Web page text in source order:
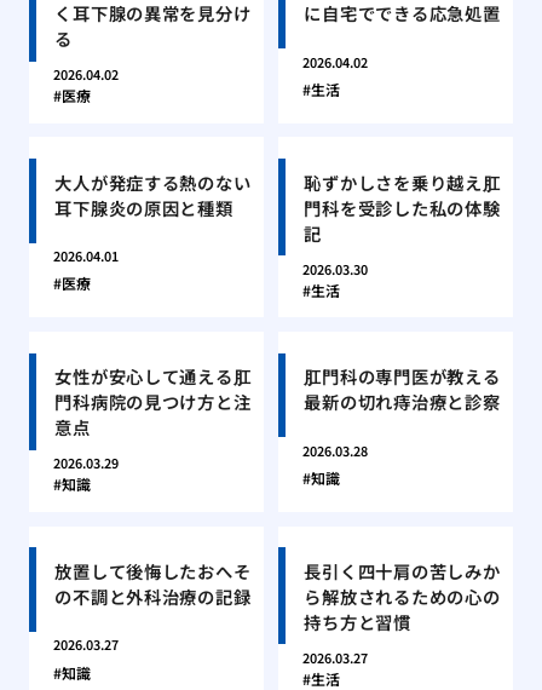
く耳下腺の異常を見分け
る
2026.04.02
医療
に自宅でできる応急処置
2026.04.02
生活
大人が発症する熱のない
耳下腺炎の原因と種類
2026.04.01
医療
恥ずかしさを乗り越え肛
門科を受診した私の体験
記
2026.03.30
生活
女性が安心して通える肛
門科病院の見つけ方と注
意点
2026.03.29
知識
肛門科の専門医が教える
最新の切れ痔治療と診察
2026.03.28
知識
放置して後悔したおへそ
の不調と外科治療の記録
2026.03.27
知識
長引く四十肩の苦しみか
ら解放されるための心の
持ち方と習慣
2026.03.27
生活